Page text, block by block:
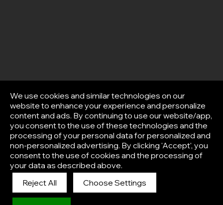
We use cookies and similar technologies on our
website to enhance your experience and personalize
content and ads. By continuing to use our website/app,
you consent to the use of these technologies and the
processing of your personal data for personalized and
non-personalized advertising. By clicking 'Accept', you
consent to the use of cookies and the processing of
your data as described above.
Reject All
Choose Settings